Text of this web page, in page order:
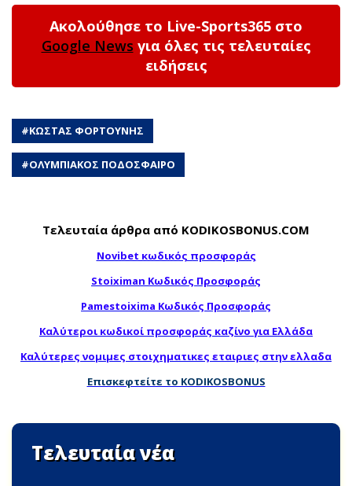
Ακολούθησε το Live-Sports365 στο
Google News για όλες τις τελευταίες
ειδήσεις
#ΚΩΣΤΑΣ ΦΟΡΤΟΥΝΗΣ
#ΟΛΥΜΠΙΑΚΟΣ ΠΟΔΟΣΦΑΙΡΟ
Τελευταία άρθρα από KODIKOSBONUS.COM
Novibet κωδικός προσφοράς
Stoiximan Κωδικός Προσφοράς
Pamestoixima Κωδικός Προσφοράς
Καλύτεροι κωδικοί προσφοράς καζίνο για Ελλάδα
Καλύτερες νομιμες στοιχηματικες εταιριες στην ελλαδα
Επισκεφτείτε το KODIKOSBONUS
Τελευταία νέα